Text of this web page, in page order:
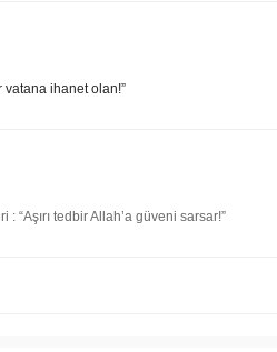
vatana ihanet olan!”
“Aşırı tedbir Allah’a güveni sarsar!”